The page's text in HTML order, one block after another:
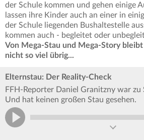
der Schule kommen und gehen einige
lassen ihre Kinder auch an einer in
der Schule liegenden Bushaltestelle
kommen auch - begleitet oder
Von Mega-Stau und Mega-Story
nicht so viel übrig...
Elternstau: Der Reality-Check
FFH-Reporter Daniel Granitzny war
Und hat keinen großen Stau gesehen.